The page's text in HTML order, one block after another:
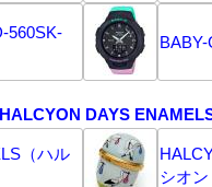
560SK-
HALCYON DAYS
（ハル
シオ